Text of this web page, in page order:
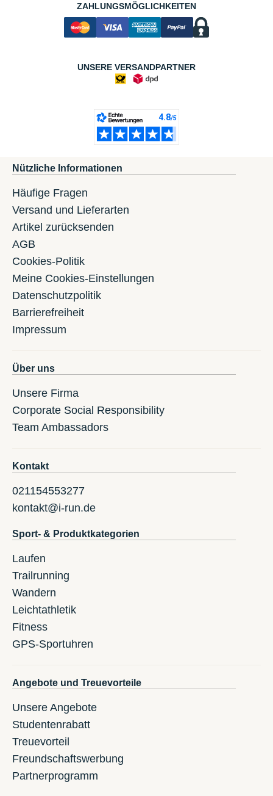
ZAHLUNGSMÖGLICHKEITEN
UNSERE VERSANDPARTNER
Nützliche Informationen
Häufige Fragen
Versand und Lieferarten
Artikel zurücksenden
AGB
Cookies-Politik
Meine Cookies-Einstellungen
Datenschutzpolitik
Barrierefreiheit
Impressum
Über uns
Unsere Firma
Corporate Social Responsibility
Team Ambassadors
Kontakt
021154553277
kontakt@i-run.de
Sport- & Produktkategorien
Laufen
Trailrunning
Wandern
Leichtathletik
Fitness
GPS-Sportuhren
Angebote und Treuevorteile
Unsere Angebote
Studentenrabatt
Treuevorteil
Freundschaftswerbung
Partnerprogramm